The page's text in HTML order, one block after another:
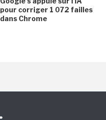
pour corriger 1 072 failles
dans Chrome